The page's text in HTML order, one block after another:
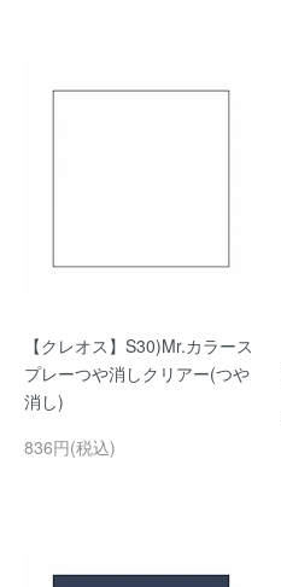
【クレオス】S30)Mr.カラース
プレーつや消しクリアー(つや
消し)
836円(税込)